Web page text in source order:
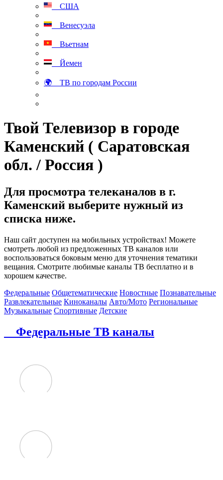
США
Венесуэла
Вьетнам
Йемен
🌍 ТВ по городам России
Твой Телевизор в городе
Каменский ( Саратовская
обл. / Россия )
Для просмотра телеканалов в г.
Каменский выберите нужный из
списка ниже.
Наш сайт доступен на мобильных устройствах! Можете
смотреть любой из предложенных ТВ каналов или
воспользоваться боковым меню для уточнения тематики
вещания. Смотрите любимые каналы ТВ бесплатно и в
хорошем качестве.
Федеральные Общетематические Новостные Познавательные
Развлекательные Киноканалы Авто/Мото Региональные
Музыкальные Спортивные Детские
Федеральные ТВ каналы